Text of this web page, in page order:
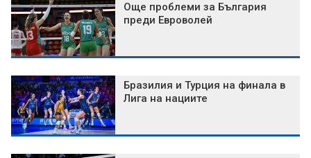
Още проблеми за България
преди Евроволей
Бразилия и Турция на финала в
Лига на нациите